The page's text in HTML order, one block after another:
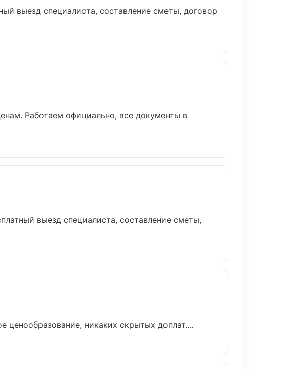
выезд специалиста, составление сметы, договор
Работаем официально, все документы в
выезд специалиста, составление сметы,
никаких скрытых доплат....